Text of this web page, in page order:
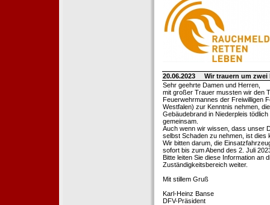
20.06.2023
Wir trauern um
Sehr geehrte Damen und Herren,
mit großer Trauer mussten wir den
Feuerwehrmannes der Freiwilligen
Westfalen) zur Kenntnis nehmen,
Gebäudebrand in Niederpleis
gemeinsam.
Auch wenn wir wissen, dass unser
selbst Schaden zu nehmen, ist dies
Wir bitten darum, die
sofort bis zum Abend des 2. Juli
Bitte leiten Sie diese Information an
Zuständigkeitsbereich weiter.
Mit stillem Gruß
Karl-Heinz Banse
DFV-Präsident